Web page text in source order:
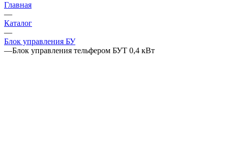
Главная
—
Каталог
—
Блок управления БУ
—Блок управления тельфером БУТ 0,4 кВт